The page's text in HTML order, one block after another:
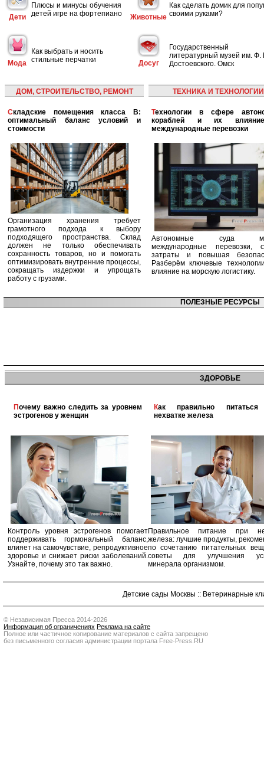
Дети
Плюсы и минусы обучения
детей игре на фортепиано
Животные
Как сделать домик для
своими руками?
Мода
Как выбрать и носить
стильные перчатки
Досуг
Государственный
литературный музей им. Ф.
Достоевского. Омск
ДОМ, СТРОИТЕЛЬСТВО, РЕМОНТ
Складские помещения класса B:
оптимальный баланс условий и
стоимости
Организация хранения требует
грамотного подхода к выбору
подходящего пространства. Склад
должен не только обеспечивать
сохранность товаров, но и помогать
оптимизировать внутренние процессы,
сокращать издержки и упрощать
работу с грузами.
ТЕХНИКА И ТЕХНОЛОГИИ
Технологии в сфере автономных
кораблей и их
международные перевозки
Автономные суда
международные перевозки,
затраты и повышая
Разберём ключевые
влияние на морскую логистику.
ПОЛЕЗНЫЕ РЕСУРСЫ
ЗДОРОВЬЕ
Почему важно следить за уровнем
эстрогенов у женщин
Контроль уровня эстрогенов помогает
поддерживать гормональный баланс,
влияет на самочувствие, репродуктивное
здоровье и снижает риски заболеваний.
Узнайте, почему это так важно.
Как правильно питаться при
нехватке железа
Правильное питание при
железа: лучшие продукты,
по сочетанию питательных
советы для улучшения
минерала организмом.
Детские сады Москвы :: Ветеринарные
© Независимая Пресса 2014-2026
Информация об ограничениях Реклама на сайте
Полное или частичное копирование материалов с сайта запрещено
без письменного согласия администрации портала Free-Press.RU